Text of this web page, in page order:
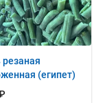
(египет)